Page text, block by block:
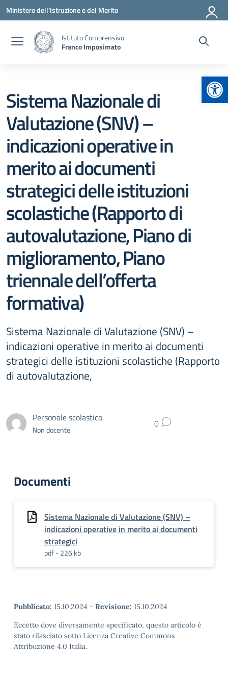
Vai ai contenuti
Vai al menu di navigazione
Vai al footer
Ministero dell'Istruzione e del Merito
Istituto Comprensivo
Franco Imposimato
Sistema Nazionale di
Valutazione (SNV) –
indicazioni operative in
merito ai documenti
strategici delle istituzioni
scolastiche (Rapporto di
autovalutazione, Piano di
miglioramento, Piano
triennale dell’offerta
formativa)
Sistema Nazionale di Valutazione (SNV) –
indicazioni operative in merito ai documenti
strategici delle istituzioni scolastiche (Rapporto
di autovalutazione,
Personale scolastico
Non docente 0
Documenti
Sistema Nazionale di Valutazione (SNV) –
indicazioni operative in merito ai documenti
strategici
pdf - 226 kb
Pubblicato: 15.10.2024 - Revisione: 15.10.2024
Eccetto dove diversamente specificato, questo articolo è
stato rilasciato sotto Licenza Creative Commons
Attribuzione 4.0 Italia.